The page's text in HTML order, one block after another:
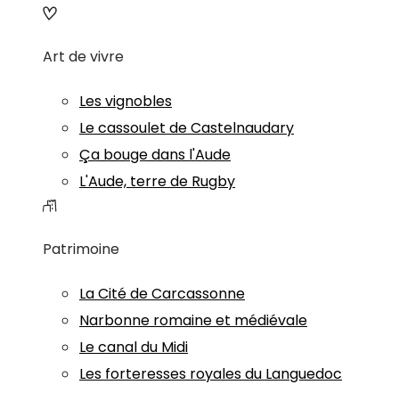
Art de vivre
Les vignobles
Le cassoulet de Castelnaudary
Ça bouge dans l'Aude
L'Aude, terre de Rugby
Patrimoine
La Cité de Carcassonne
Narbonne romaine et médiévale
Le canal du Midi
Les forteresses royales du Languedoc